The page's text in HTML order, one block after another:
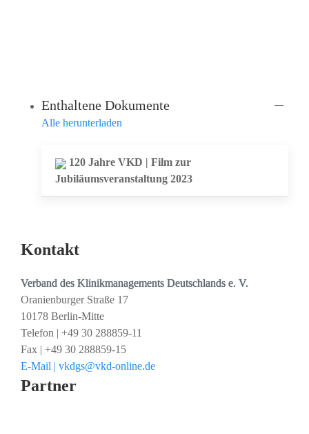
Enthaltene Dokumente
Alle herunterladen
120 Jahre VKD | Film zur
Jubiläumsveranstaltung 2023
Kontakt
Verband des Klinikmanagements Deutschlands e. V.
Oranienburger Straße 17
10178 Berlin-Mitte
Telefon | +49 30 288859-11
Fax | +49 30 288859-15
E-Mail | vkdgs@vkd-online.de
Partner